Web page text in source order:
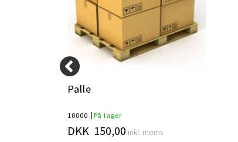
Palle
10000 På lager
DKK 150,00 inkl. moms